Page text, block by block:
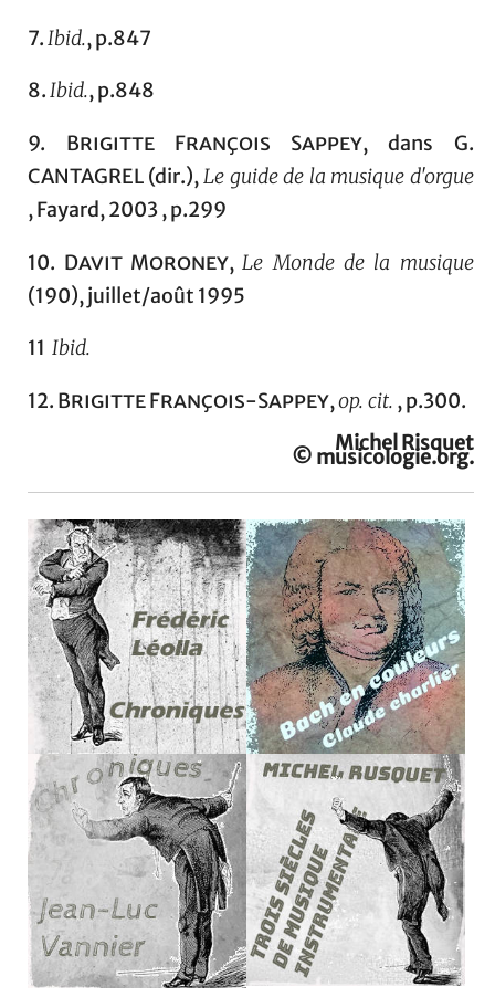
7.Ibid., p.847
8.Ibid., p.848
9. Brigitte François Sappey, dans G.
CANTAGREL (dir.),Le guide de la musique d'orgue
, Fayard, 2003 , p.299
10. Davit Moroney, Le Monde de la musique
(190), juillet/août 1995
11Ibid.
12. Brigitte François-Sappey,op. cit. , p.300.
Michel Risquet
© musicologie.org.